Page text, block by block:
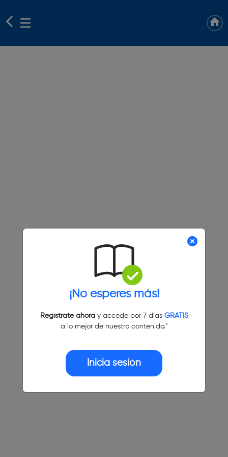
¡No esperes más!
Regístrate ahoray accede por 7 días GRATIS
a lo mejor de nuestro contenido."
Inicia sesión